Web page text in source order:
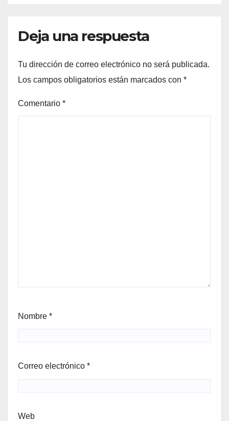
Deja una respuesta
Tu dirección de correo electrónico no será publicada.
Los campos obligatorios están marcados con *
Comentario *
Nombre *
Correo electrónico *
Web